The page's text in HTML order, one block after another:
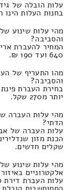
עלות הובלה של
בחנות העלות הינו החל
מהי עלות שינוע
והסביבה?
המחיר להעברת
640 ועד 190 ₪.
מהו התעריף של
והסביבה?
יותר מ270 שקל.
מהי עלות העברה
הדתי?
עלות העברה של
שקלים חדשים.
מהי עלות שינוע
אלקטרוניים
עלות העברת